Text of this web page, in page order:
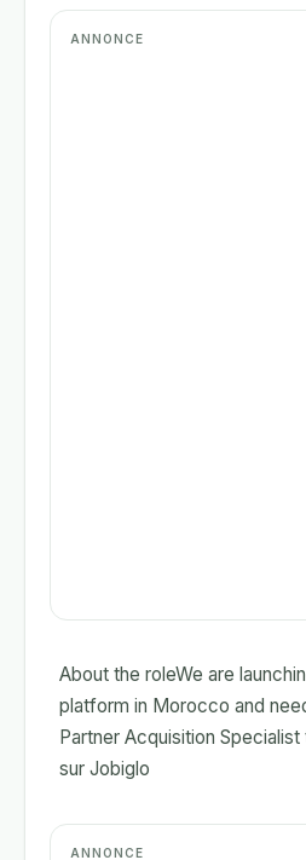
About the roleWe are
platform in Morocco and
Partner Acquisition
sur Jobiglo